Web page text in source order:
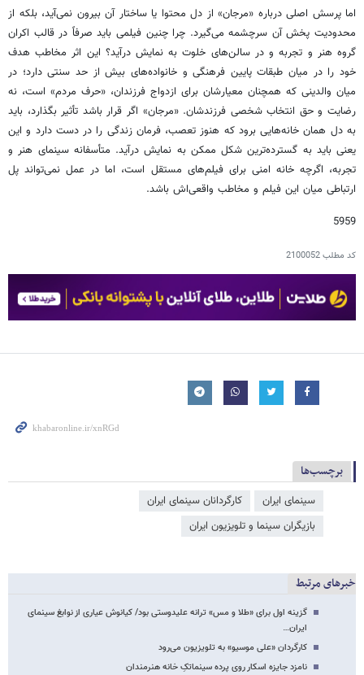
اما پرسش اصلی درباره «مرجان» از دل محتوا یا ساختار آن بیرون نمی‌آید، بلکه از
محدودیت پخش آن سرچشمه می‌گیرد. چرا چنین فیلمی باید صرفاً در قالب اکران
گروه هنر و تجربه و در سالن‌های خلوت به نمایش درآید؟ این اثر مخاطب هدف
خود را در میان طبقات پایین فرهنگی و خانواده‌های بیش از حد سنتی دارد؛ در
میان والدینی که همچنان معیارشان برای ازدواج فرزندان، «حرف مردم» است، نه
رضایت و حق انتخاب شخصی فرزندشان. «مرجان» اگر قرار باشد تأثیر بگذارد، باید
به دل همان خانه‌هایی برود که هنوز تعصب، فرمان زندگی را در دست دارد و این
یعنی باید به گسترده‌ترین شکل ممکن به نمایش درآید. متأسفانه سینمای هنر و
تجربه، اگرچه خانه امنی برای فیلم‌های مستقل است، اما در عمل نمی‌تواند پل
ارتباطی میان این فیلم و مخاطب واقعی‌اش باشد.
5959
کد مطلب2100052
برچسب‌ها
سینمای ایران
کارگردانان سینمای ایران
بازیگران سینما و تلویزیون ایران
خبرهای مرتبط
گزینه اول برای «طلا و مس» ترانه علیدوستی بود/ کیانوش عیاری از نوابغ سینمای
ایران…
کارگردان «علی موسیو» به تلویزیون می‌رود
نامزد جایزه اسکار روی پرده سینماتکِ خانه هنرمندان